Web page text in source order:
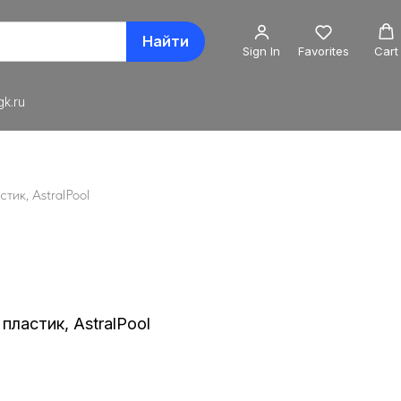
Найти
Sign In Favorites Cart
AstralPool
AstralPool